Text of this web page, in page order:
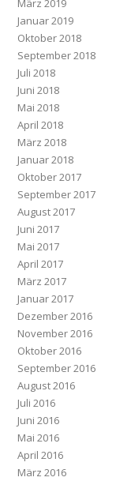
März 2019
Januar 2019
Oktober 2018
September 2018
Juli 2018
Juni 2018
Mai 2018
April 2018
März 2018
Januar 2018
Oktober 2017
September 2017
August 2017
Juni 2017
Mai 2017
April 2017
März 2017
Januar 2017
Dezember 2016
November 2016
Oktober 2016
September 2016
August 2016
Juli 2016
Juni 2016
Mai 2016
April 2016
März 2016